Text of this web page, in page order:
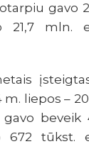
gavo
21,7 mln.
m. liepos –
beveik
672 tūkst.